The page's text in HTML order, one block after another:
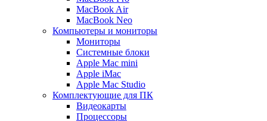
MacBook Air
MacBook Neo
Компьютеры и мониторы
Мониторы
Системные блоки
Apple Mac mini
Apple iMac
Apple Mac Studio
Комплектующие для ПК
Видеокарты
Процессоры